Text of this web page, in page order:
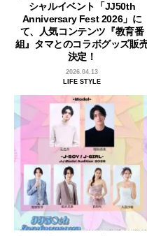
シャルイベント「JJ50th
Anniversary Fest 2026」に
て、人気コンテンツ『教育番
組』タマとのコラボグッズ販
決定！
2026.04.13
LIFE STYLE